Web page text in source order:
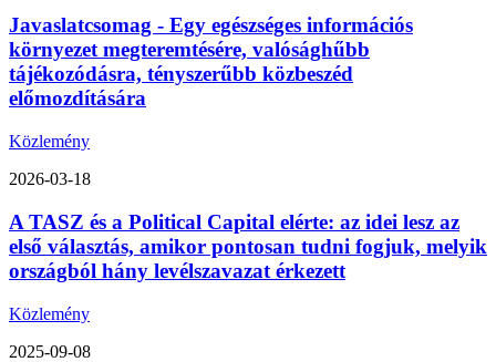
Javaslatcsomag - Egy egészséges információs
környezet megteremtésére, valósághűbb
tájékozódásra, tényszerűbb közbeszéd
előmozdítására
Közlemény
2026-03-18
A TASZ és a Political Capital elérte: az idei lesz az
első választás, amikor pontosan tudni fogjuk, melyik
országból hány levélszavazat érkezett
Közlemény
2025-09-08